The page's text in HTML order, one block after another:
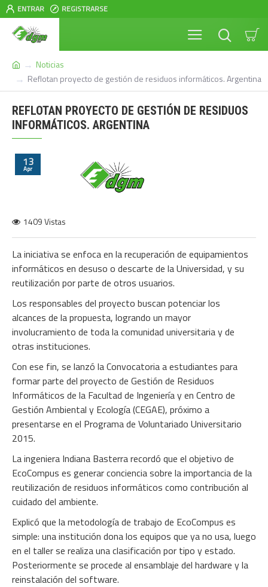
ENTRAR REGISTRARSE
Noticias
Reflotan proyecto de gestión de residuos informáticos‏. Argentina
REFLOTAN PROYECTO DE GESTIÓN DE RESIDUOS
INFORMÁTICOS‏. ARGENTINA
13
Apr
1409 Vistas
La iniciativa se enfoca en la recuperación de equipamientos
informáticos en desuso o descarte de la Universidad, y su
reutilización por parte de otros usuarios.
Los responsables del proyecto buscan potenciar los
alcances de la propuesta, logrando un mayor
involucramiento de toda la comunidad universitaria y de
otras instituciones.
Con ese fin, se lanzó la Convocatoria a estudiantes para
formar parte del proyecto de Gestión de Residuos
Informáticos de la Facultad de Ingeniería y en Centro de
Gestión Ambiental y Ecología (CEGAE), próximo a
presentarse en el Programa de Voluntariado Universitario
2015.
La ingeniera Indiana Basterra recordó que el objetivo de
EcoCompus es generar conciencia sobre la importancia de la
reutilización de residuos informáticos como contribución al
cuidado del ambiente.
Explicó que la metodología de trabajo de EcoCompus es
simple: una institución dona los equipos que ya no usa, luego
en el taller se realiza una clasificación por tipo y estado.
Posteriormente se procede al ensamblaje del hardware y la
reinstalación del software.